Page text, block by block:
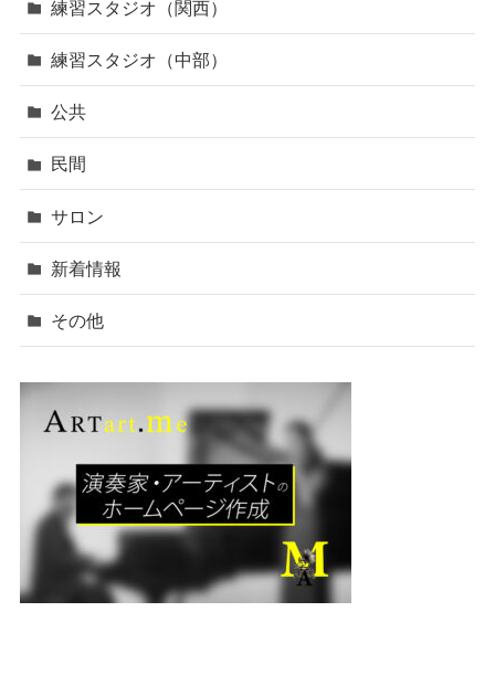
練習スタジオ（関西）
練習スタジオ（中部）
公共
民間
サロン
新着情報
その他